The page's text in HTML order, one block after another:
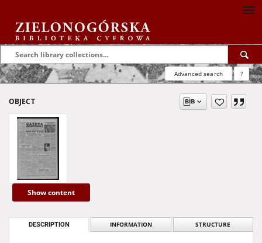
Advanced search ?
OBJECT
Show content
DESCRIPTION INFORMATION STRUCTURE